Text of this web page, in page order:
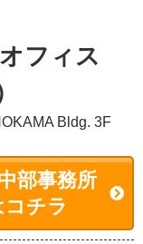
フィス
Bldg. 3F
部事務所
チラ